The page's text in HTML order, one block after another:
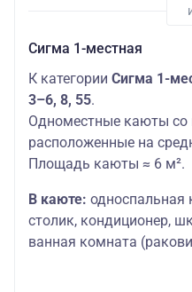
Сигма 1-местная
К категории Сигма 1-
3–6, 8, 55.
Одноместные каюты со
расположенные на
Площадь каюты ≈ 6 м².
В каюте: односпальная
столик, кондиционер,
ванная комната